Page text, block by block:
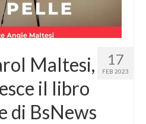
17
FEB 2023
Maltesi,
il libro
di BsNews